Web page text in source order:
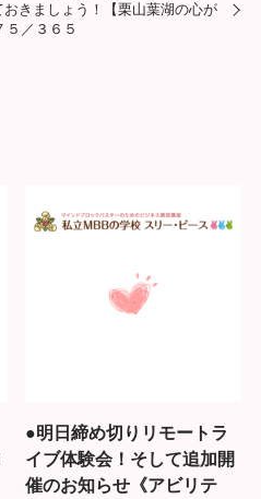
きましょう！【栗山葉湖の心が
５／３６５
●明日締め切りリモートラ
イブ体験会！そして追加開
催のお知らせ《アビリテ